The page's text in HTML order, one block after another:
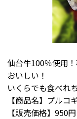
仙台牛100％使用
おいしい！
いくらでも食べれ
【商品名】プルコ
【販売価格】950円